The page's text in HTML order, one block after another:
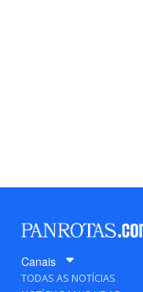
Canais
TODAS AS NOTÍCIAS